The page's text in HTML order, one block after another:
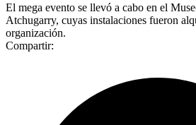
El mega evento se llevó a cabo en el
Atchugarry, cuyas instalaciones fueron
organización.
Compartir: